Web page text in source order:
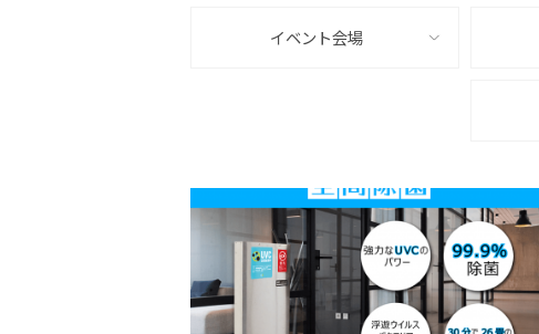
イベント会場